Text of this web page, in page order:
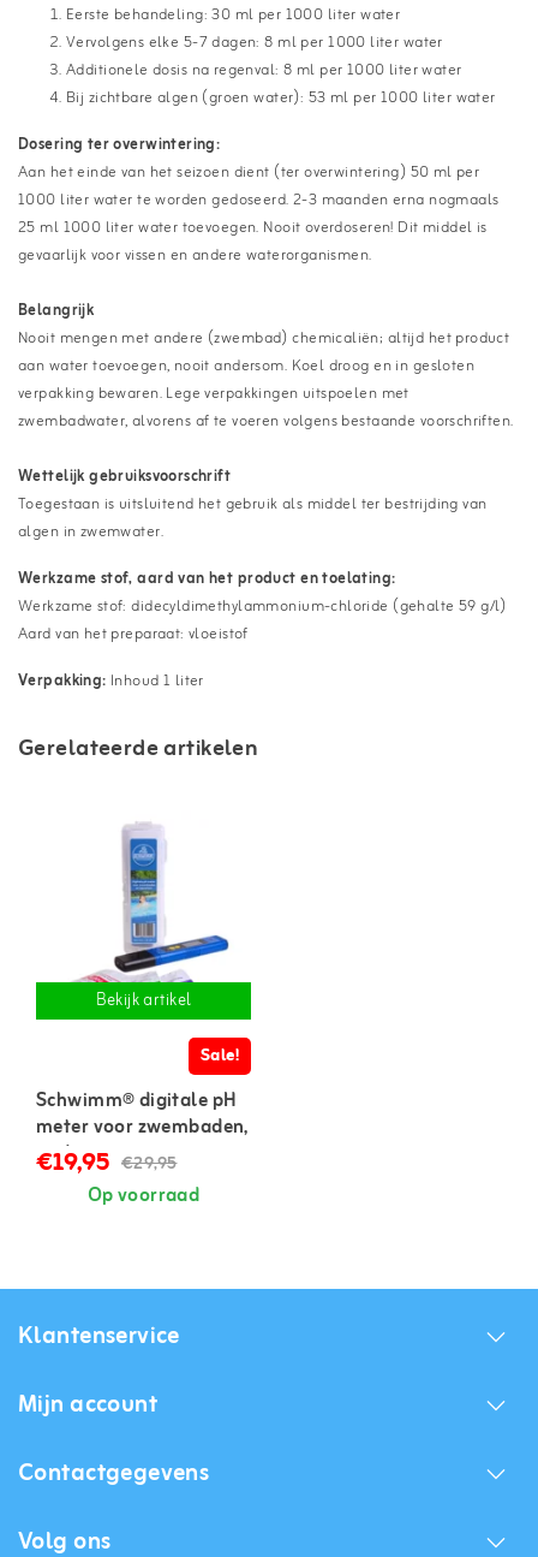
Eerste behandeling: 30 ml per 1000 liter water
Vervolgens elke 5-7 dagen: 8 ml per 1000 liter water
Additionele dosis na regenval: 8 ml per 1000 liter water
Bij zichtbare algen (groen water): 53 ml per 1000 liter water
Dosering ter overwintering:
Aan het einde van het seizoen dient (ter overwintering) 50 ml per
1000 liter water te worden gedoseerd. 2-3 maanden erna nogmaals
25 ml 1000 liter water toevoegen. Nooit overdoseren! Dit middel is
gevaarlijk voor vissen en andere waterorganismen.
Belangrijk
Nooit mengen met andere (zwembad) chemicaliën; altijd het product
aan water toevoegen, nooit andersom. Koel droog en in gesloten
verpakking bewaren. Lege verpakkingen uitspoelen met
zwembadwater, alvorens af te voeren volgens bestaande voorschriften.
Wettelijk gebruiksvoorschrift
Toegestaan is uitsluitend het gebruik als middel ter bestrijding van
algen in zwemwater.
Werkzame stof, aard van het product en toelating:
Werkzame stof: didecyldimethylammonium-chloride (gehalte 59 g/l)
Aard van het preparaat: vloeistof
Verpakking: Inhoud 1 liter
Gerelateerde artikelen
Bekijk artikel
Sale!
Schwimm® digitale pH
meter voor zwembaden,
spa's en aquaria
€19,95 €29,95
Op voorraad
Klantenservice
Mijn account
Contactgegevens
Volg ons